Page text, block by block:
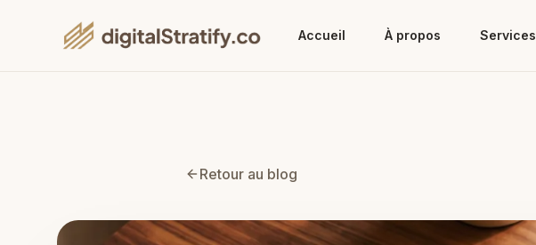
Accueil À propos Services
Retour au blog